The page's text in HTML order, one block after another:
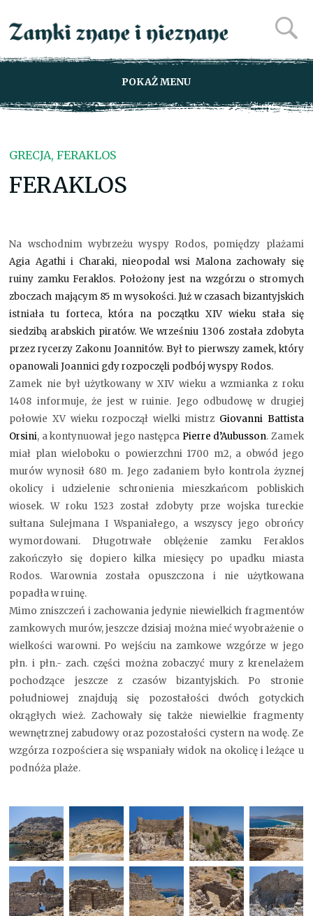
POKAŻ MENU
GRECJA, FERAKLOS
FERAKLOS
Na wschodnim wybrzeżu wyspy Rodos, pomiędzy plażami
Agia Agathi i Charaki, nieopodal wsi Malona zachowały się
ruiny zamku Feraklos. Położony jest na wzgórzu o stromych
zboczach mającym 85 m wysokości. Już w czasach bizantyjskich
istniała tu forteca, która na początku XIV wieku stała się
siedzibą arabskich piratów. We wrześniu 1306 została zdobyta
przez rycerzy Zakonu Joannitów. Był to pierwszy zamek, który
opanowali Joannici gdy rozpoczęli podbój wyspy Rodos.
Zamek nie był użytkowany w XIV wieku a wzmianka z roku
1408 informuje, że jest w ruinie. Jego odbudowę w drugiej
połowie XV wieku rozpoczął wielki mistrz Giovanni Battista
Orsini, a kontynuował jego następca Pierre d’Aubusson. Zamek
miał plan wieloboku o powierzchni 1700 m2, a obwód jego
murów wynosił 680 m. Jego zadaniem było kontrola żyznej
okolicy i udzielenie schronienia mieszkańcom pobliskich
wiosek. W roku 1523 został zdobyty prze wojska tureckie
sułtana Sulejmana I Wspaniałego, a wszyscy jego obrońcy
wymordowani. Długotrwałe oblężenie zamku Feraklos
zakończyło się dopiero kilka miesięcy po upadku miasta
Rodos. Warownia została opuszczona i nie użytkowana
popadła w ruinę.
Mimo zniszczeń i zachowania jedynie niewielkich fragmentów
zamkowych murów, jeszcze dzisiaj można mieć wyobrażenie o
wielkości warowni. Po wejściu na zamkowe wzgórze w jego
płn. i płn.- zach. części można zobaczyć mury z krenelażem
pochodzące jeszcze z czasów bizantyjskich. Po stronie
południowej znajdują się pozostałości dwóch gotyckich
okrągłych wież. Zachowały się także niewielkie fragmenty
wewnętrznej zabudowy oraz pozostałości cystern na wodę. Ze
wzgórza rozpościera się wspaniały widok na okolicę i leżące u
podnóża plaże.